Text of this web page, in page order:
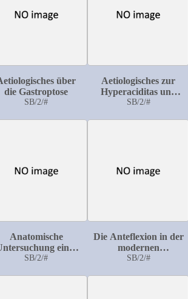
über
die Gastroptose
SB/2/#
Aetiologisches zur
Hyperaciditas und
Hypersecretio
SB/2/#
Anatomische
eines
Kindes mit
SB/2/#
Die Anteflexion in der
modernen
Gynaekologie und
SB/2/#